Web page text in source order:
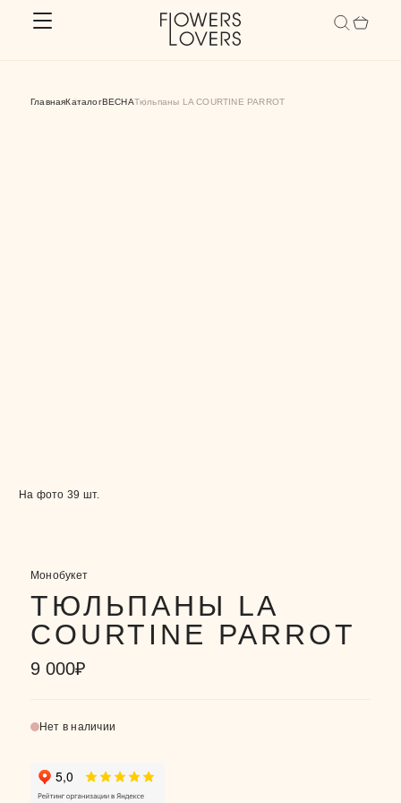
ОБРАБАТЫВАЕМ ВАШИ ЗАКАЗЫ С 9.00 ДО 21.00
ГлавнаяКаталогВЕСНАТюльпаны LA COURTINE PARROT
На фото 39 шт.
Монобукет
ТЮЛЬПАНЫ LA
COURTINE PARROT
9 000₽
Нет в наличии